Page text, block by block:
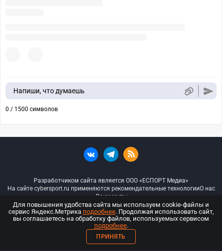
Напиши, что думаешь
0 / 1500 символов
Разработчиком сайта является ООО «ЕСПОРТ Медиа»
На сайте cybersport.ru применяются рекомендательные технологииО нас
Документы
© ООО «Киберспорт.ру» — Все права защищены
18+
ООО «Киберспорт.ру». Свидетельство о регистрации средств массовой
Для повышения удобства сайта мы используем cookie-файлы и
сервис Яндекс.Метрика подробнее. Продолжая использовать сайт,
вы соглашаетесь на обработку файлов, используемых сервисом
подробнее.
ПРИНЯТЬ